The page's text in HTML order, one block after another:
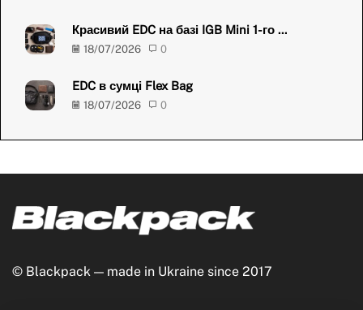
Красивий EDC на базі IGB Mini 1-го ...
18/07/2026 0
EDC в сумці Flex Bag
18/07/2026 0
© Blackpack — made in Ukraine since 2017